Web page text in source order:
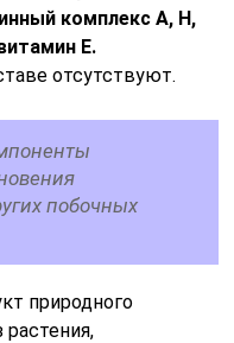
комплекс А, Н,
Е.
отсутствуют.
побочных
природного